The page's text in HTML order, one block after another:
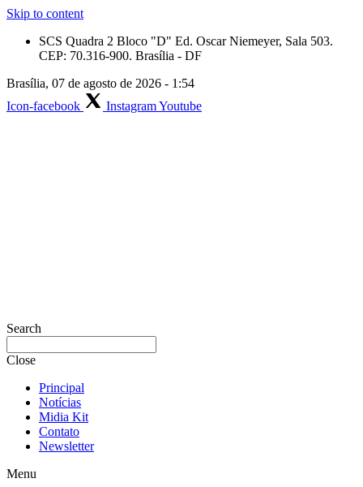
Skip to content
SCS Quadra 2 Bloco "D" Ed. Oscar Niemeyer, Sala 503.
CEP: 70.316-900. Brasília - DF
Brasília, 07 de agosto de 2026 - 1:54
Icon-facebook
InstagramYoutube
Search
Close
Principal
Notícias
Midia Kit
Contato
Newsletter
Menu